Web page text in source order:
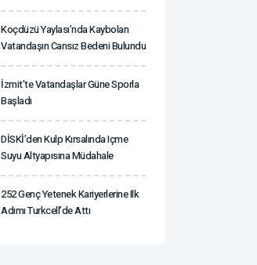
Koçdüzü Yaylası’nda Kaybolan
Vatandaşın Cansız Bedeni Bulundu
İzmit'te Vatandaşlar Güne Sporla
Başladı
DİSKİ’den Kulp Kırsalında Içme
Suyu Altyapısına Müdahale
252 Genç Yetenek Kariyerlerine Ilk
Adımı Turkcell’de Attı